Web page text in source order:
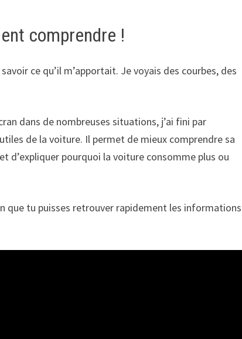
comprendre !
ce qu’il m’apportait. Je voyais des courbes, des
dans de nombreuses situations, j’ai fini par
de la voiture. Il permet de mieux comprendre sa
d’expliquer pourquoi la voiture consomme plus ou
que tu puisses retrouver rapidement les informations